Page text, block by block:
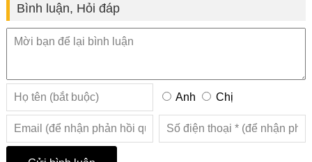
Bình luận, Hỏi đáp
Anh Chị